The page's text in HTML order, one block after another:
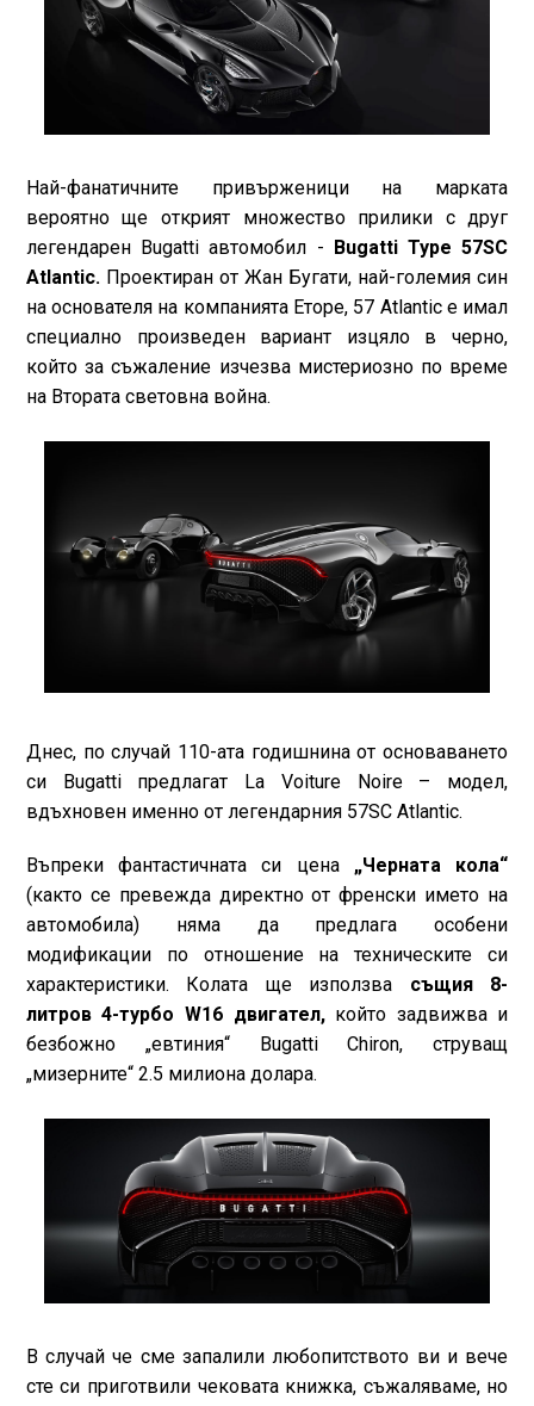
Най-фанатичните привърженици на марката
вероятно ще открият множество прилики с друг
легендарен Bugatti автомобил -
Bugatti Type 57SC
Atlantic.Проектиран от Жан Бугати, най-големия син
на основателя на компанията Еторе, 57 Atlantic е имал
специално произведен вариант изцяло в черно,
който за съжаление изчезва мистериозно по време
на Втората световна война.
Днес, по случай 110-ата годишнина от основаването
си Bugatti предлагат La Voiture Noire – модел,
вдъхновен именно от легендарния 57SC Atlantic.
Въпреки фантастичната си цена„Черната кола“
(както се превежда директно от френски името на
автомобила) няма да предлага особени
модификации по отношение на техническите си
характеристики. Колата ще използва същия 8-
литров 4-турбо W16 двигател,който задвижва и
безбожно „евтиния“ Bugatti Chiron, струващ
„мизерните“ 2.5 милиона долара.
В случай че сме запалили любопитството ви и вече
сте си приготвили чековата книжка, съжаляваме, но